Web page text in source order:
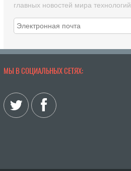
главных новостей мира технологий
МЫ В СОЦИАЛЬНЫХ СЕТЯХ: